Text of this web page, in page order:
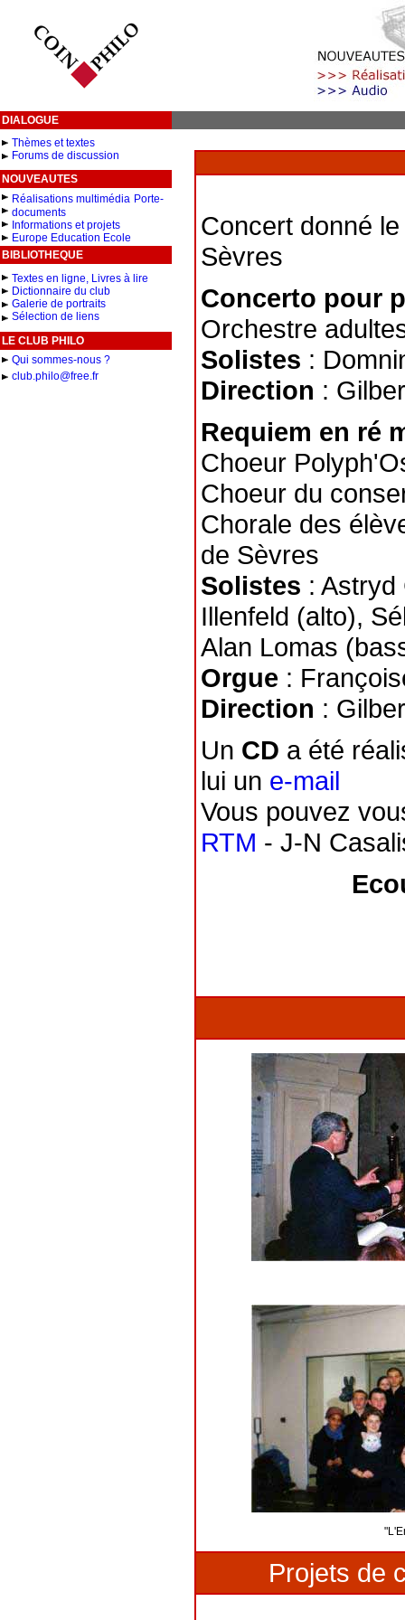
DIALOGUE
Thèmes et textes
Forums de discussion
NOUVEAUTES
Réalisations multimédia Porte-
documents
Informations et projets
Europe Education Ecole
BIBLIOTHEQUE
Textes en ligne, Livres à lire
Dictionnaire du club
Galerie de portraits
Sélection de liens
LE CLUB PHILO
Qui sommes-nous ?
club.philo@free.fr
Concert donné
Sèvres
Concerto pour
Orchestre
Solistes :
Direction :
Requiem en ré
Choeur
Choeur du
Chorale des
de Sèvres
Solistes :
Illenfeld (alto),
Alan Lomas
Orgue :
Direction :
Un CD a été
lui un e-mail
Vous pouvez
RTM - J-N
Projets de